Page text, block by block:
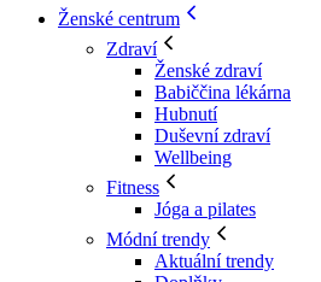
Ženské centrum
Zdraví
Ženské zdraví
Babiččina lékárna
Hubnutí
Duševní zdraví
Wellbeing
Fitness
Jóga a pilates
Módní trendy
Aktuální trendy